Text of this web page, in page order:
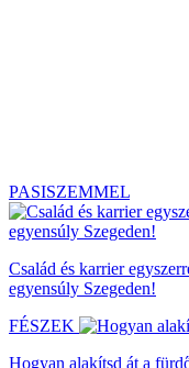
PASISZEMMEL
Család és karrier
egyensúly Szegeden!
FÉSZEK
Hogyan alakítsd át a